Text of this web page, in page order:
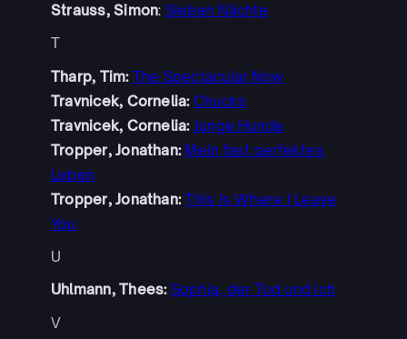
Strauss, Simon: Sieben Nächte
T
Tharp, Tim: The Spectacular Now
Travnicek, Cornelia: Chucks
Travnicek, Cornelia: Junge Hunde
Tropper, Jonathan: Mein fast perfektes
Leben
Tropper, Jonathan:This Is Where I Leave
You
U
Uhlmann, Thees: Sophia, der Tod und ich
V